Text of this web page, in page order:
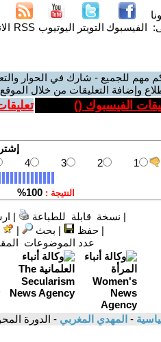
الفيسبوك التويتر اليوتيوب RSS
مهم للجميع - شارك في الحوار
وإضافة التعليقات من خلال
الفيسبوك ()
| نسخة قابلة للطباعة |
|حفظ | بحث |
عدد الموضوعات
- المهدي المغربي - الدورة